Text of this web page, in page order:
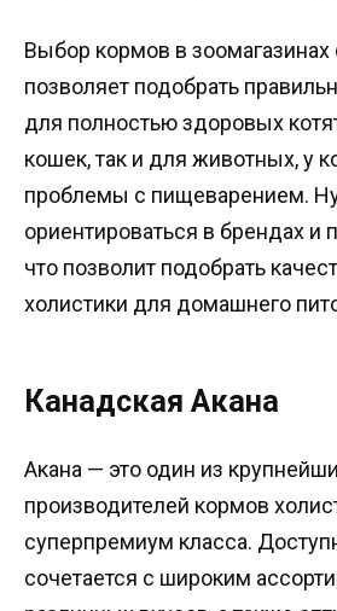
Выбор кормов в зоомагазинах
позволяет подобрать
для полностью здоровых
кошек, так и для животных, у
проблемы с пищеварением.
ориентироваться в брендах и
что позволит подобрать
холистики для домашнего
Канадская Акана
Акана — это один из
производителей кормов
суперпремиум класса.
сочетается с широким